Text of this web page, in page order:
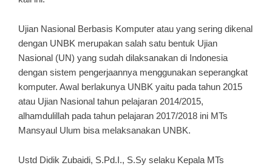
Ujian Nasional Berbasis Komputer atau yang sering dikenal
dengan UNBK merupakan salah satu bentuk Ujian
Nasional (UN) yang sudah dilaksanakan di Indonesia
dengan sistem pengerjaannya menggunakan seperangkat
komputer. Awal berlakunya UNBK yaitu pada tahun 2015
atau Ujian Nasional tahun pelajaran 2014/2015,
alhamdulillah pada tahun pelajaran 2017/2018 ini MTs
Mansyaul Ulum bisa melaksanakan UNBK.
Ustd Didik Zubaidi, S.Pd.I., S.Sy selaku Kepala MTs